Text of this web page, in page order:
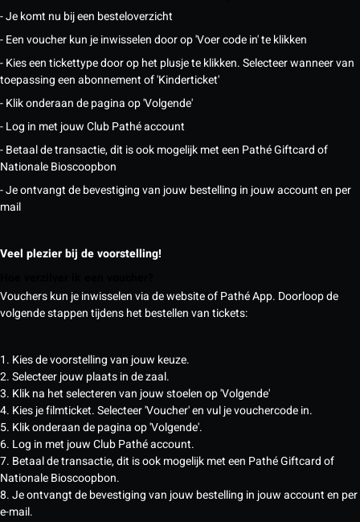
- Je komt nu bij een besteloverzicht
- Een voucher kun je inwisselen door op 'Voer code in' te klikken
- Kies een tickettype door op het plusje te klikken. Selecteer wanneer van
toepassing een abonnement of 'Kinderticket'
- Klik onderaan de pagina op 'Volgende'
- Log in met jouw Club Pathé account
- Betaal de transactie, dit is ook mogelijk met een Pathé Giftcard of
Nationale Bioscoopbon
- Je ontvangt de bevestiging van jouw bestelling in jouw account en per
mail
Veel plezier bij de voorstelling!
Vouchers kun je inwisselen via de website of Pathé App. Doorloop de
volgende stappen tijdens het bestellen van tickets:
1. Kies de voorstelling van jouw keuze.
2. Selecteer jouw plaats in de zaal.
3. Klik na het selecteren van jouw stoelen op 'Volgende'
4. Kies je filmticket. Selecteer 'Voucher' en vul je vouchercode in.
5. Klik onderaan de pagina op 'Volgende'.
6. Log in met jouw Club Pathé account.
7. Betaal de transactie, dit is ook mogelijk met een Pathé Giftcard of
Nationale Bioscoopbon.
8. Je ontvangt de bevestiging van jouw bestelling in jouw account en per
e-mail.